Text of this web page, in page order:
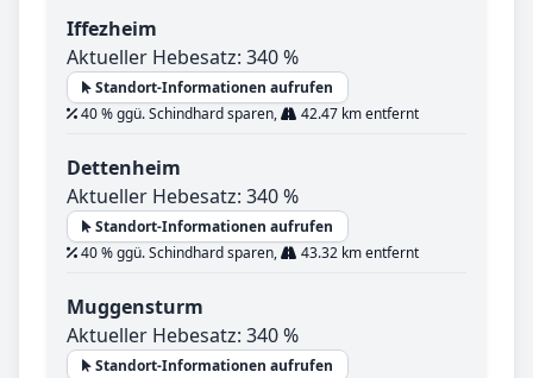
Iffezheim
Aktueller Hebesatz: 340 %
Standort-Informationen aufrufen
40 % ggü. Schindhard sparen,
42.47 km entfernt
Dettenheim
Aktueller Hebesatz: 340 %
Standort-Informationen aufrufen
40 % ggü. Schindhard sparen,
43.32 km entfernt
Muggensturm
Aktueller Hebesatz: 340 %
Standort-Informationen aufrufen